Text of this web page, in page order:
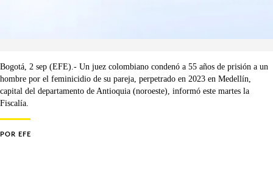
Bogotá, 2 sep (EFE).- Un juez colombiano condenó a 55 años de prisión a un
hombre por el feminicidio de su pareja, perpetrado en 2023 en Medellín,
capital del departamento de Antioquia (noroeste), informó este martes la
Fiscalía.
POR EFE